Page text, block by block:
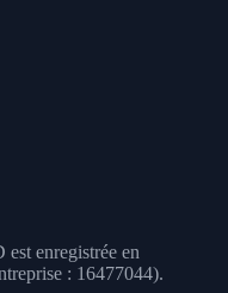
enregistrée en
: 16477044).